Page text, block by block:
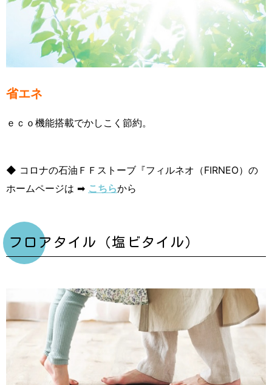
省エネ
ｅｃｏ機能搭載でかしこく節約。
◆ コロナの石油ＦＦストーブ『フィルネオ（FIRNEO）の
ホームページは ➡ こちらから
フロアタイル（塩ビタイル）